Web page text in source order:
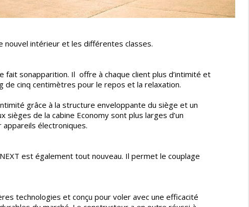
intérieur et les différentes classes.
fait sonapparition. Il offre à chaque client plus d’intimité et
de cinq centimètres pour le repos et la relaxation.
grâce à la structure enveloppante du siège et un
de la cabine Economy sont plus larges d’un
électroniques.
est également tout nouveau. Il permet le couplage
technologies et conçu pour voler avec une efficacité